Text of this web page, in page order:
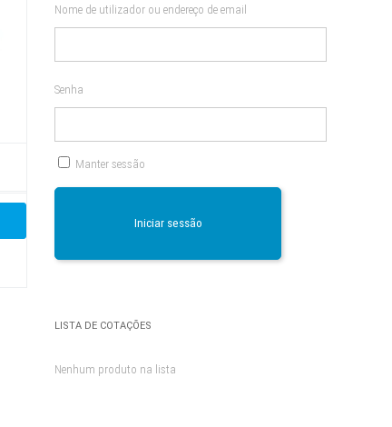
Nome de utilizador ou endereço de email
Senha
Manter sessão
Iniciar sessão
LISTA DE COTAÇÕES
Nenhum produto na lista